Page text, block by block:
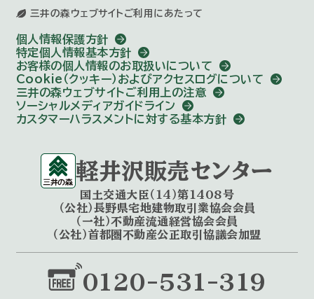
三井の森ウェブサイトご利用にあたって
個人情報保護方針
特定個人情報基本方針
お客様の個人情報のお取扱いについて
Cookie（クッキー）およびアクセスログについて
三井の森ウェブサイトご利用上の注意
ソーシャルメディアガイドライン
カスタマーハラスメントに対する基本方針
軽井沢販売センター
国土交通大臣（14）第1408号
（公社）長野県宅地建物取引業協会会員
（一社）不動産流通経営協会会員
（公社）首都圏不動産公正取引協議会加盟
0120-531-319